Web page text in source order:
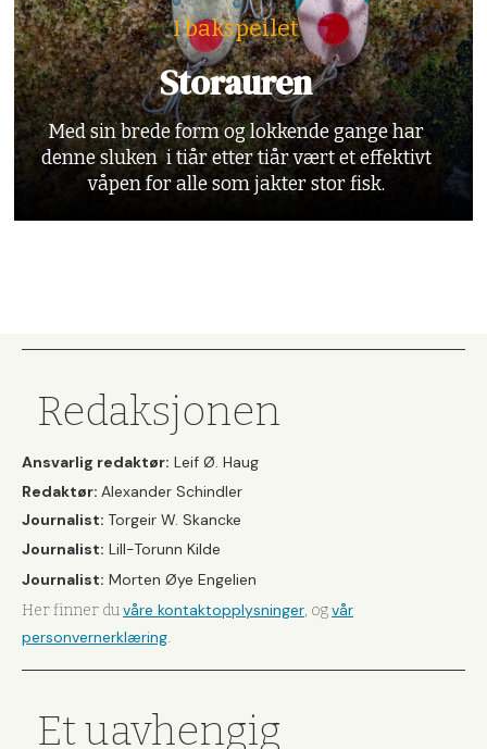
I bakspeilet
Storauren
Med sin brede form og lokkende gange har
denne sluken i tiår etter tiår vært et effektivt
våpen for alle som jakter stor fisk.
Redaksjonen
Ansvarlig redaktør: Leif Ø. Haug
Redaktør: Alexander Schindler
Journalist: Torgeir W. Skancke
Journalist: Lill-Torunn Kilde
Journalist: Morten Øye Engelien
Her finner duvåre kontaktopplysninger, ogvår
personvernerklæring.
Et uavhengig